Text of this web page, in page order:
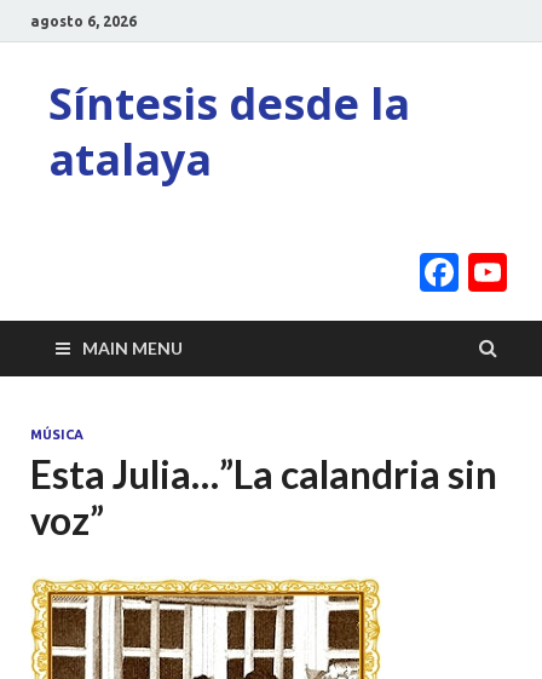
agosto 6, 2026
Síntesis desde la
atalaya
MAIN MENU
MÚSICA
Esta Julia…”La calandria sin
voz”